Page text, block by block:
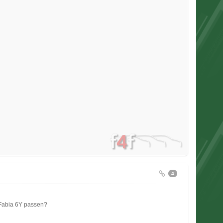
4
6Y passen?